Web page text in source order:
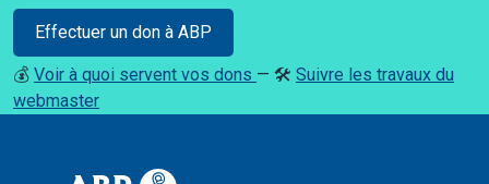
Effectuer un don à ABP
💰 Voir à quoi servent vos dons — 🛠️ Suivre les travaux du
webmaster